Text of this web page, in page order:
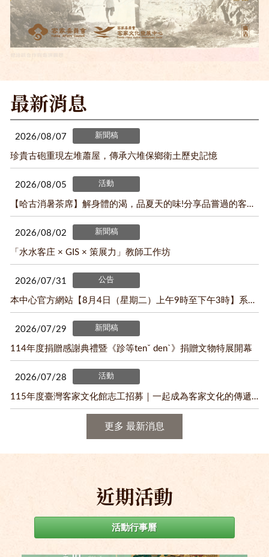
第一特展室-「跈水路‧打先鋒－六堆‧先鋒堆特展」
最新消息
2026/08/07 新聞稿
珍貴古砲重現左堆蕭屋，傳承六堆保鄉衛土歷史記憶
2026/08/05 活動
【哈古消暑茶席】解身體的渴，品夏天的味!分享品嘗過的客家好茶就有機會抽好禮帶回家!
2026/08/02 新聞稿
「水水客庄 × GIS × 策展力」教師工作坊
2026/07/31 公告
本中心官方網站【8月4日（星期二）上午9時至下午3時】系統服務暫停公告
2026/07/29 新聞稿
114年度捐贈感謝典禮暨《跈等tenˇ denˋ》捐贈文物特展開幕
2026/07/28 活動
115年度臺灣客家文化館志工招募｜一起成為客家文化的傳遞者
更多 最新消息
近期活動
活動行事曆